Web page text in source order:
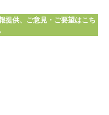
提供、ご意見・ご要望はこち